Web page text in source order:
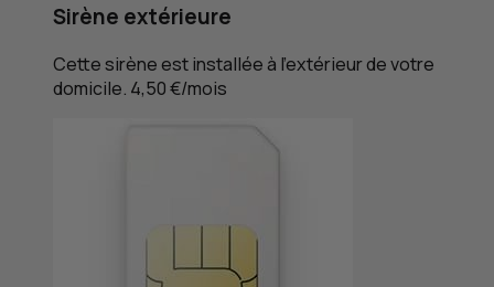
Sirène extérieure
Cette sirène est installée à l’extérieur de votre
domicile. 4,50 €/mois